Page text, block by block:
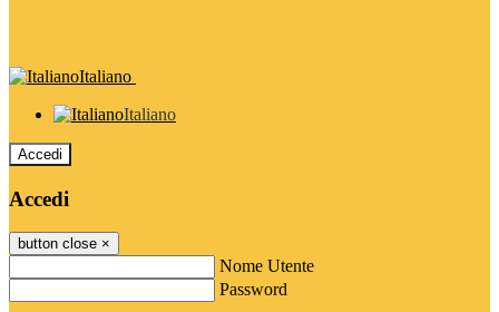
Italiano
Italiano
Accedi
Accedi
button close ×
Nome Utente
Password